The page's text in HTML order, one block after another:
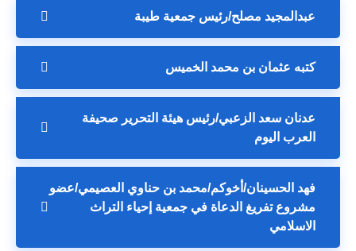
عبدالمجيد مصلح/رئيس جمعية طيبة
كتبه عثمان بن محمد الخميس
عدنان سعد الزعبي/رئيس هيئة التحرير صحيفة
العرب اليوم
فهد الحسينان/أخوكم/محمد بن حناوي العصيمي/عضو
مشروع تفريغ الدعاة في جمعية إحياء التراث
الاسلامي